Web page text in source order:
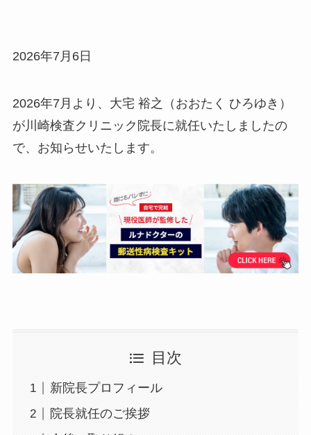
2026年7月6日
2026年7月より、大宅 裕之（おおたく ひろゆき）
が川崎検査クリニック院長に就任いたしましたの
で、お知らせいたします。
目次
新院長プロフィール
院長就任のご挨拶